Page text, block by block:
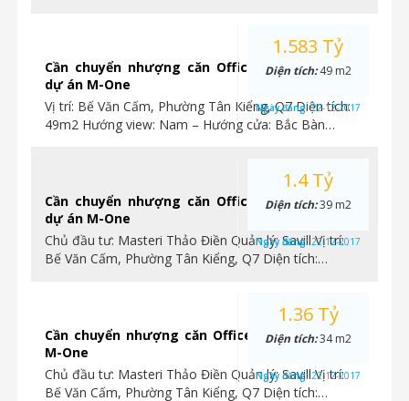
Cần chuyển nhượng căn Officetel 49m2 thuộc
dự án M-One
Vị trí: Bế Văn Cấm, Phường Tân Kiểng, Q7 Diện tích:
49m2 Hướng view: Nam – Hướng cửa: Bắc Bàn…
1.583 Tỷ
Diện tích:49 m2
Ngày đăng:22-12-2017
Cần chuyển nhượng căn Officetel 39m2 thuộc
dự án M-One
Chủ đầu tư: Masteri Thảo Điền Quản lý: Savill Vị trí:
Bế Văn Cấm, Phường Tân Kiểng, Q7 Diện tích:…
1.4 Tỷ
Diện tích:39 m2
Ngày đăng: 22-12-2017
Cần chuyển nhượng căn Officetel thuộc dự án
M-One
Chủ đầu tư: Masteri Thảo Điền Quản lý: Savill Vị trí:
Bế Văn Cấm, Phường Tân Kiểng, Q7 Diện tích:…
1.36 Tỷ
Diện tích:34 m2
Ngày đăng: 22-12-2017